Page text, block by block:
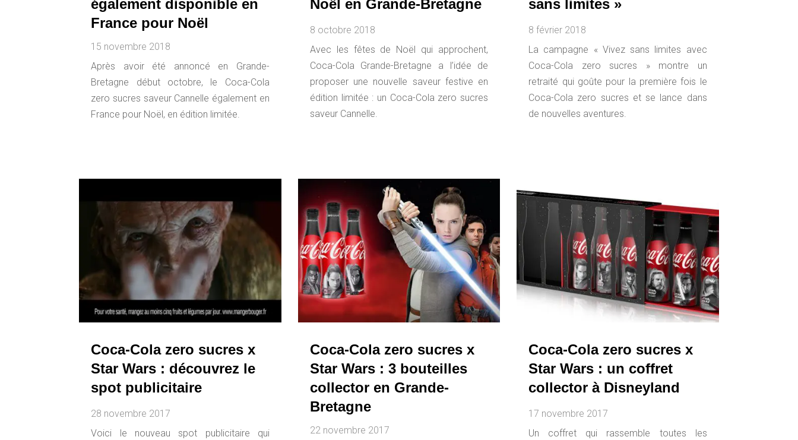
également disponible en
France pour Noël
15 novembre 2018
Après avoir été annoncé en Grande-
Bretagne début octobre, le Coca-Cola
zero sucres saveur Cannelle également en
France pour Noël, en édition limitée.
Noël en Grande-Bretagne
8 octobre 2018
Avec les fêtes de Noël qui approchent,
Coca-Cola Grande-Bretagne a l’idée de
proposer une nouvelle saveur festive en
édition limitée : un Coca-Cola zero sucres
saveur Cannelle.
sans limites »
8 février 2018
La campagne « Vivez sans limites avec
Coca-Cola zero sucres » montre un
retraité qui goûte pour la première fois le
Coca-Cola zero sucres et se lance dans
de nouvelles aventures.
Coca-Cola zero sucres x
Star Wars : découvrez le
spot publicitaire
28 novembre 2017
Voici le nouveau spot publicitaire qui
Coca-Cola zero sucres x
Star Wars : 3 bouteilles
collector en Grande-
Bretagne
22 novembre 2017
Coca-Cola zero sucres x
Star Wars : un coffret
collector à Disneyland
17 novembre 2017
Un coffret qui rassemble toutes les